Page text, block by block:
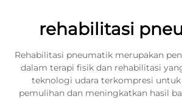
rehabilitasi
Rehabilitasi pneumatik merupakan
dalam terapi fisik dan rehabilitasi
teknologi udara terkompresi
pemulihan dan meningkatkan hasil